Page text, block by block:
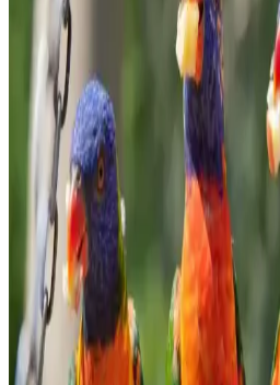
Evde Bulyon Hazırlama
Tarifler
Evde bulyon hazırlamak, doğal ve
sağlar. Malzeme seçimi ve pişirme
yakalayın, sağlıklı ve ekonomik
Ormanlı Pirinci Nedir ve
Doğal Bir Seçenek
Ormanlı pirinci, doğal ortamda yetişen
türüdür. Geleneksel tekniklerle
özgün tat ve aroma katar, doğru
çıkarır.
Bozkırlı Çavuşoğlu Tahin:
Ürünlerle Marketlerde Öne